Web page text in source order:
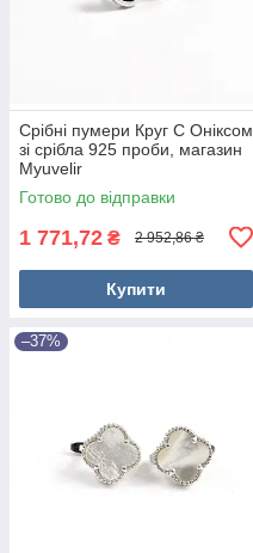
Срібні пумери Круг С Оніксом
зі срібла 925 проби, магазин
Myuvelir
Готово до відправки
1 771,72 ₴ 2 952,86 ₴
Купити
–37%